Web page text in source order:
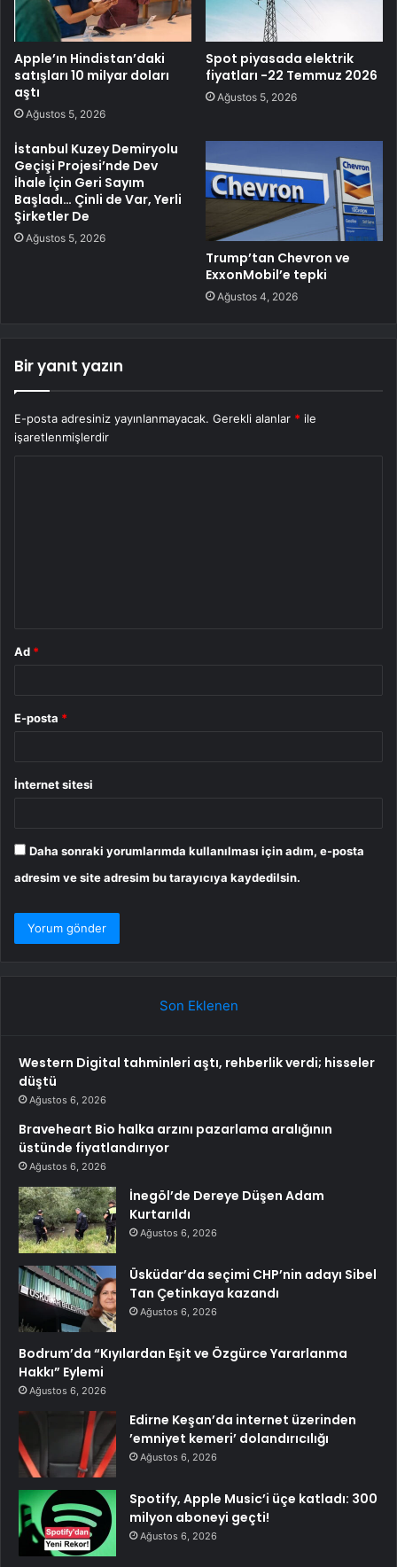
Apple’ın Hindistan’daki
satışları 10 milyar doları
aştı
Ağustos 5, 2026
Spot piyasada elektrik
fiyatları -22 Temmuz 2026
Ağustos 5, 2026
İstanbul Kuzey Demiryolu
Geçişi Projesi’nde Dev
İhale İçin Geri Sayım
Başladı… Çinli de Var, Yerli
Şirketler De
Ağustos 5, 2026
Trump’tan Chevron ve
ExxonMobil’e tepki
Ağustos 4, 2026
Bir yanıt yazın
E-posta adresiniz yayınlanmayacak. Gerekli alanlar * ile
işaretlenmişlerdir
Ad *
E-posta *
İnternet sitesi
Daha sonraki yorumlarımda kullanılması için adım, e-posta
adresim ve site adresim bu tarayıcıya kaydedilsin.
Son Eklenen
Western Digital tahminleri aştı, rehberlik verdi; hisseler
düştü
Ağustos 6, 2026
Braveheart Bio halka arzını pazarlama aralığının
üstünde fiyatlandırıyor
Ağustos 6, 2026
İnegöl’de Dereye Düşen Adam
Kurtarıldı
Ağustos 6, 2026
Üsküdar’da seçimi CHP’nin adayı Sibel
Tan Çetinkaya kazandı
Ağustos 6, 2026
Bodrum’da “Kıyılardan Eşit ve Özgürce Yararlanma
Hakkı” Eylemi
Ağustos 6, 2026
Edirne Keşan’da internet üzerinden
’emniyet kemeri’ dolandırıcılığı
Ağustos 6, 2026
Spotify, Apple Music’i üçe katladı: 300
milyon aboneyi geçti!
Ağustos 6, 2026